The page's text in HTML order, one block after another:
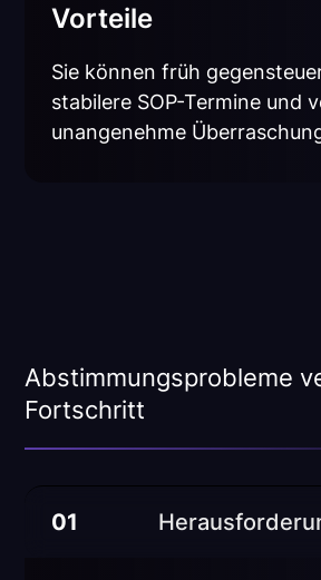
Vorteile
Sie können früh
stabilere SOP-Termine und
unangenehme
Abstimmungsprobleme
Fortschritt
01